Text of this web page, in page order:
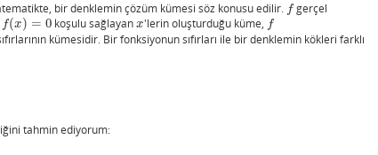
bir denklemin çözüm kümesi söz konusu edilir. f
f gerçel
f(x) = 0
f(x)=0 koşulu sağlayanx
x'lerin oluşturduğu küme, f
f
kümesidir. Bir fonksiyonun sıfırları ile bir denklemin kökleri farklı
tahmin ediyorum: